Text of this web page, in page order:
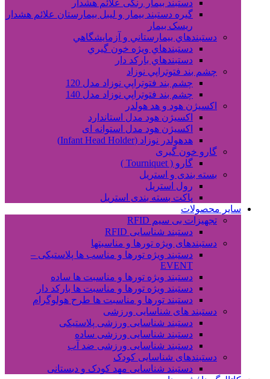
دستبند بیمار رنگی علائم هشدار
گیره دستبند بیمار و لیبل بیمارستان علائم هشدار
ریسک بیمار
دستبندهاي بيمارستاني و آزمايشگاهي
دستبندهاي ويژه خون گيري
دستبندهاي بارکد دار
چشم بند فتوتراپي نوزاد
چشم بند فتوتراپي نوزاد مدل 120
چشم بند فتوتراپي نوزاد مدل 140
اکسیژن هود و هد هولدر
اکسیژن هود مدل استاندارد
اکسیژن هود مدل استوانه ای
هدهولدر نوزاد (Infant Head Holder)
گارو خون گیری
گارو ( Tourniquet )
بسته بندی و استریل
رول استریل
پاکت بسته بندی استریل
سایر محصولات
تجهیزات بی سیم RFID
دستبند شناسایی RFID
دستبندهای ویژه تورها و مناسبتها
دستبند ویژه تورها و مناسب ها پلاستیکی –
EVENT
دستبند ویژه تورها و مناسبت ها ساده
دستبند ویژه تورها و مناسبت ها بارکد دار
دستبند تورها و مناسبت ها طرح هولوگرام
دستبند های شناسایی ورزشی
دستبند شناسایی ورزشی پلاستیکی
دستبند شناسایی ورزشی ساده
دستبند شناسایی ورزشی ضد آب
دستبندهای شناسایی کودک
دستبند شناسایی مهد کودک و دبستانی